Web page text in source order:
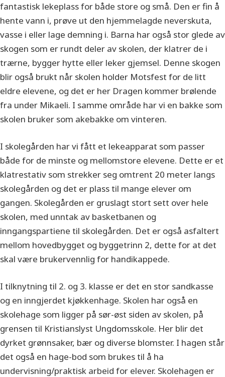
fantastisk lekeplass for både store og små. Den er fin å
hente vann i, prøve ut den hjemmelagde neverskuta,
vasse i eller lage demning i. Barna har også stor glede av
skogen som er rundt deler av skolen, der klatrer de i
trærne, bygger hytte eller leker gjemsel. Denne skogen
blir også brukt når skolen holder Motsfest for de litt
eldre elevene, og det er her Dragen kommer brølende
fra under Mikaeli. I samme område har vi en bakke som
skolen bruker som akebakke om vinteren.
I skolegården har vi fått et lekeapparat som passer
både for de minste og mellomstore elevene. Dette er et
klatrestativ som strekker seg omtrent 20 meter langs
skolegården og det er plass til mange elever om
gangen. Skolegården er gruslagt stort sett over hele
skolen, med unntak av basketbanen og
inngangspartiene til skolegården. Det er også asfaltert
mellom hovedbygget og byggetrinn 2, dette for at det
skal være brukervennlig for handikappede.
I tilknytning til 2. og 3. klasse er det en stor sandkasse
og en inngjerdet kjøkkenhage. Skolen har også en
skolehage som ligger på sør-øst siden av skolen, på
grensen til Kristianslyst Ungdomsskole. Her blir det
dyrket grønnsaker, bær og diverse blomster. I hagen står
det også en hage-bod som brukes til å ha
undervisning/praktisk arbeid for elever. Skolehagen er